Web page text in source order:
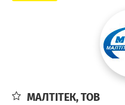
МАЛТІТЕК, ТОВ